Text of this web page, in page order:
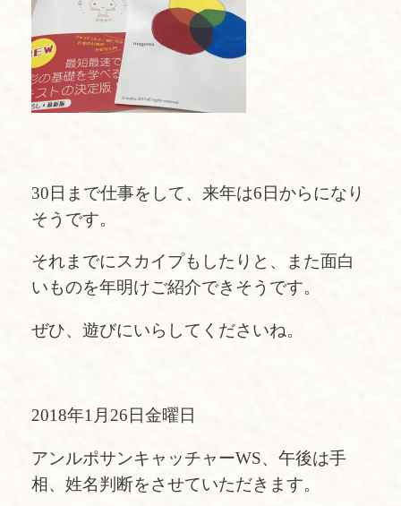
30日まで仕事をして、来年は6日からになり
そうです。
それまでにスカイプもしたりと、また面白
いものを年明けご紹介できそうです。
ぜひ、遊びにいらしてくださいね。
2018年1月26日金曜日
アンルポサンキャッチャーWS、午後は手
相、姓名判断をさせていただきます。